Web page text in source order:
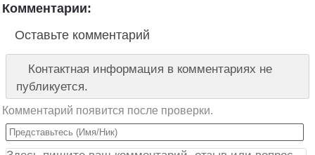
Комментарии:
Оставьте комментарий
Контактная информация в комментариях не
публикуется.
Комментарий появится после проверки.